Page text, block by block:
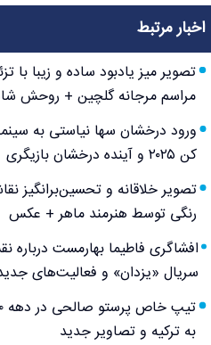
اخبار مرتبط
تصویر میز یادبود ساده و زیبا با
مراسم مرجانه گلچین + روحش
ورود درخشان سها نیاستی به
کن ۲۰۲۵ و آینده درخشان بازیگری
تصویر خلاقانه و تحسین‌برانگیز
رنگی توسط هنرمند ماهر + عکس
افشاگری فاطیما بهارمست درباره
سریال «یزدان» و فعالیت‌های
به ترکیه و تصاویر جدید